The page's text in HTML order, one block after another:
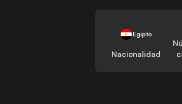
Egipto
Nacionalidad